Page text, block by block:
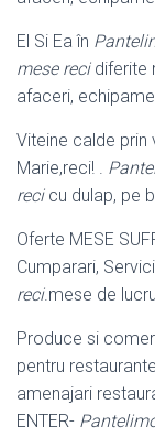
El Si Ea în
mese recidiferite
afaceri,
Viteine calde prin
Marie,reci! .
recicu dulap, pe
Oferte MESE
Cumparari,
reci.mese de
Produce si
pentru
amenajari
ENTER-